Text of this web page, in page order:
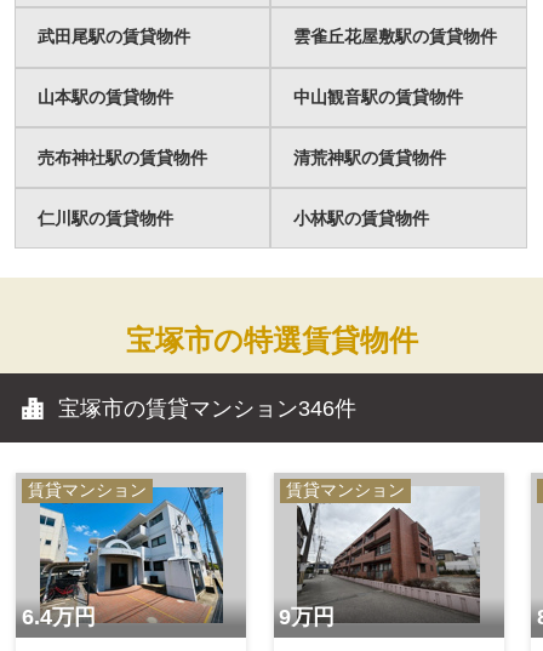
武田尾駅の賃貸物件 雲雀丘花屋敷駅の賃貸物件
山本駅の賃貸物件 中山観音駅の賃貸物件
売布神社駅の賃貸物件 清荒神駅の賃貸物件
仁川駅の賃貸物件 小林駅の賃貸物件
宝塚市の特選賃貸物件
宝塚市の賃貸マンション346件
賃貸マンション
6.4万円
賃貸マンション
9万円